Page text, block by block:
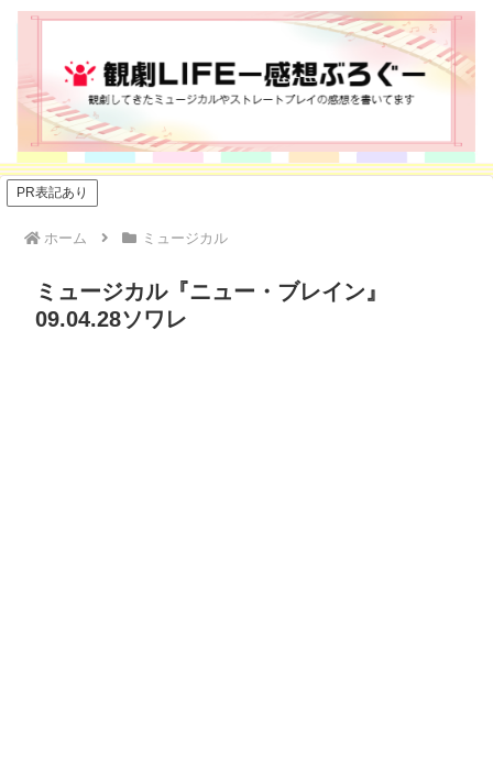
PR表記あり
ホーム ミュージカル
ミュージカル『ニュー・ブレイン』
09.04.28ソワレ